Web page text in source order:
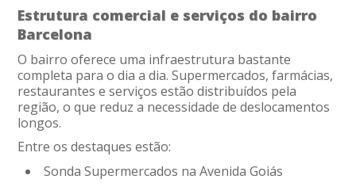
Estrutura comercial e serviços do bairro
Barcelona
O bairro oferece uma infraestrutura bastante
completa para o dia a dia. Supermercados, farmácias,
restaurantes e serviços estão distribuídos pela
região, o que reduz a necessidade de deslocamentos
longos.
Entre os destaques estão:
Sonda Supermercados na Avenida Goiás